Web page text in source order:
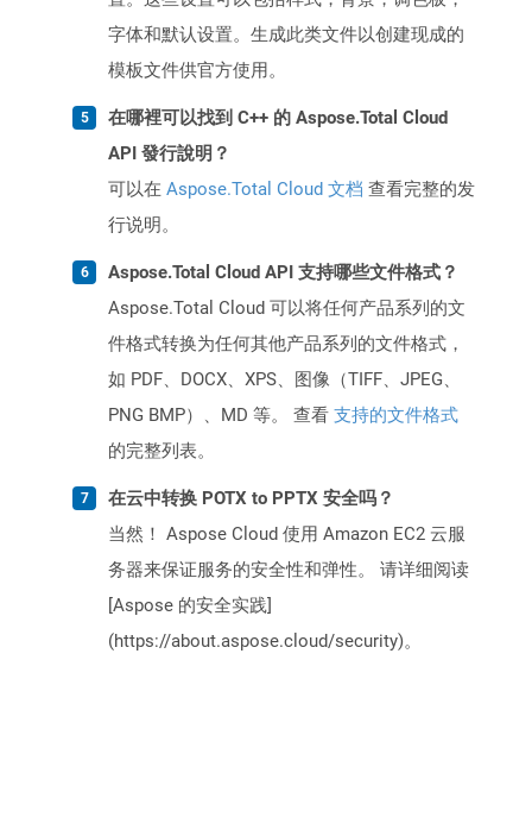
字体和默认设置。生成此类文件以创建现成的
模板文件供官方使用。
在哪裡可以找到 C++ 的 Aspose.Total Cloud
API 發行說明？
可以在 Aspose.Total Cloud 文档 查看完整的发
行说明。
Aspose.Total Cloud API 支持哪些文件格式？
Aspose.Total Cloud 可以将任何产品系列的文
件格式转换为任何其他产品系列的文件格式，
如 PDF、DOCX、XPS、图像（TIFF、JPEG、
PNG BMP）、MD 等。 查看 支持的文件格式
的完整列表。
在云中转换 POTX to PPTX 安全吗？
当然！ Aspose Cloud 使用 Amazon EC2 云服
务器来保证服务的安全性和弹性。 请详细阅读
[Aspose 的安全实践]
(https://about.aspose.cloud/security)。